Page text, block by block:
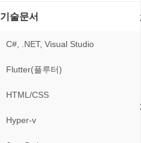
웹 유틸리티
사운드카드
입력장치
저장장치
프린터
판매/재고/회계
프로그래밍 관련
Emulator(게임실행기)
게임기게임
고전PC게임
네오지오게임
마메게임
오락실게임
기술문서
C#, .NET, Visual Studio
Flutter(플루터)
HTML/CSS
Hyper-v